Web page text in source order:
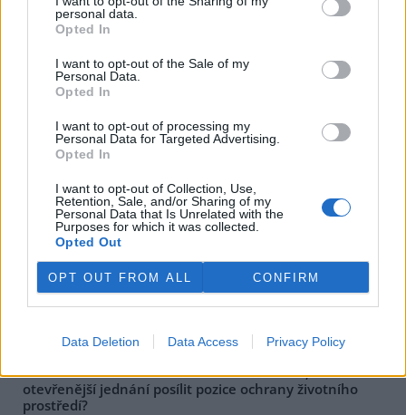
personal data.
Opted In
I want to opt-out of the Sale of my
Personal Data.
Opted In
I want to opt-out of processing my
Personal Data for Targeted Advertising.
Opted In
I want to opt-out of Collection, Use,
Retention, Sale, and/or Sharing of my
Personal Data that Is Unrelated with the
Purposes for which it was collected.
Opted Out
OPT OUT FROM ALL CONFIRM
Data Deletion Data Access Privacy Policy
23.7.2003
V poslední době se naši občané měli možnost dovědět od
"odborníků", představitelů některých ekologických organizací i
ohrožují jejich populace, jak je možné podvodně legalizovat
ukradená mláďata apod. a na vině je prý jedna úřednice, jež
rozdává povolení všem, co si řeknou. Pro neznalé čtenáře se
problémy.
Ing. Miroslav Šefara: Deset omylů – splavnění Labe na
pokračování
23.7.2003
V poslední době se v médiích opět diskutuje na téma zlepšení
ČR/SRN. Jak to u tak specifických a odborných témat bývá,
zaznívají na straně příznivců i odpůrců této investice do vodní
dopravní cesty často zkreslené údaje a informace. Rád bych
Daniel Vondrouš: Může méně konfrontační,
otevřenější jednání posílit pozice ochrany životního
prostředí?